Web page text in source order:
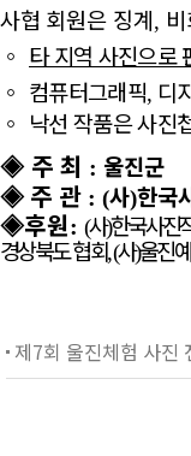
사협 회원은 징계,
◦ 타 지역 사진으로
◦ 컴퓨터그래픽, 디
◦ 낙선 작품은 사진
◈ 주 최 : 울진군
◈ 주 관 : (사)한국
◈후원:(사)한국사진
경상북도 협회, (사)울진
제7회 울진체험 사